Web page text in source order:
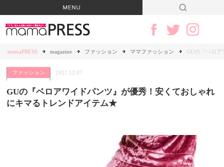
mamaPRESS magazine ファッション ママファッション GUの『ベロ
ファッション 2017.12.07
GUの『ベロアワイドパンツ』が優秀！安くておしゃれ
にキマるトレンドアイテム★